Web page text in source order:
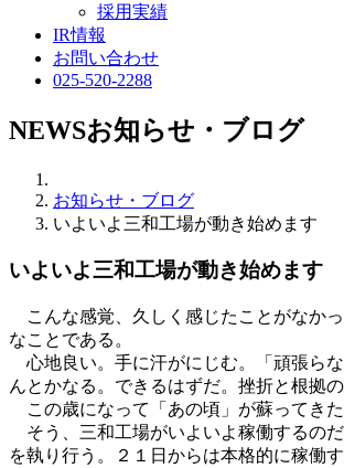
採用実績
IR情報
お問い合わせ
025-520-2288
NEWSお知らせ・ブログ
お知らせ・ブログ
いよいよ三和工場が動き始めます
いよいよ三和工場が動き始めます
こんな感覚、久しく感じたことがなか
なことである。
心地良い。手に汗がにじむ。「頑張ら
んとかなる。できるはずだ。挫折と根拠
この歳になって「あの頃」が蘇ってき
そう、三和工場がいよいよ稼働するの
を執り行う。２１日からは本格的に稼働す